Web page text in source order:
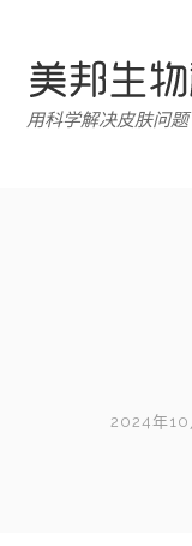
用科学解决皮肤问题
2024年10